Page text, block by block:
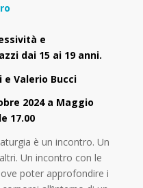
e
dai 15 ai 19 anni.
Valerio Bucci
2024 a Maggio
17.00
è un incontro. Un
Un incontro con le
poter approfondire i